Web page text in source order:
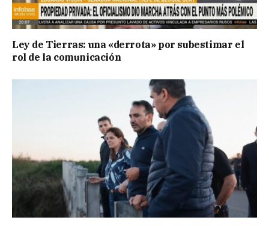
Ley de Tierras: una «derrota» por subestimar el
rol de la comunicación